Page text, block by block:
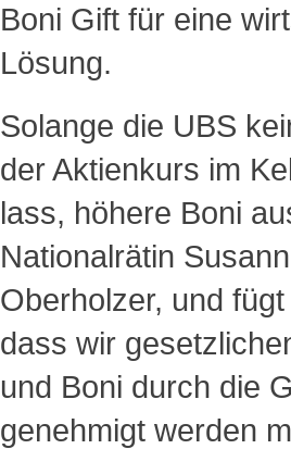
Boni Gift für eine
Lösung.
Solange die UBS
der Aktienkurs im
lass, höhere Boni
Nationalrätin
Oberholzer, und
dass wir
und Boni durch die
genehmigt werden